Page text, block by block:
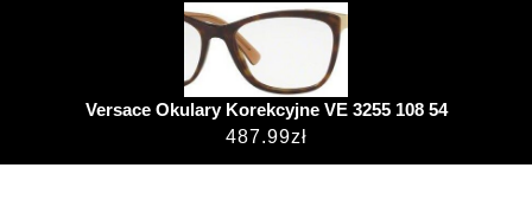
Versace Okulary Korekcyjne VE 3255 108 54
487.99zł